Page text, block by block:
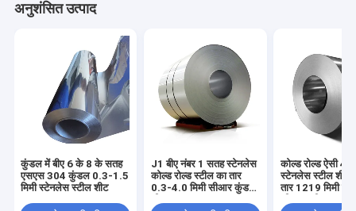
अनुशंसित उत्पाद
कुंडल में बीए 6 के 8 के सतह
एसएस 304 कुंडल 0.3-1.5
मिमी स्टेनलेस स्टील शीट
J1 बीए नंबर 1 सतह स्टेनलेस
कोल्ड रोल्ड स्टील का तार
0.3-4.0 मिमी सीआर कुंडल
कोल्ड रोल्ड ऐसी
स्टेनलेस स्टील शीट
तार 1219 मिमी